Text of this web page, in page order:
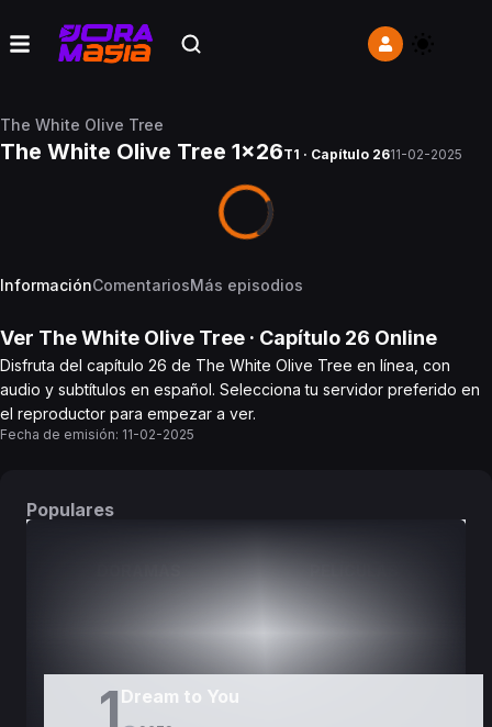
The White Olive Tree
The White Olive Tree 1x26T1 · Capítulo 2611-02-2025
InformaciónComentariosMás episodios
Ver The White Olive Tree · Capítulo 26 Online
Disfruta del capítulo 26 de The White Olive Tree en línea, con
audio y subtítulos en español. Selecciona tu servidor preferido en
el reproductor para empezar a ver.
Fecha de emisión: 11-02-2025
Populares
1 Dream to You